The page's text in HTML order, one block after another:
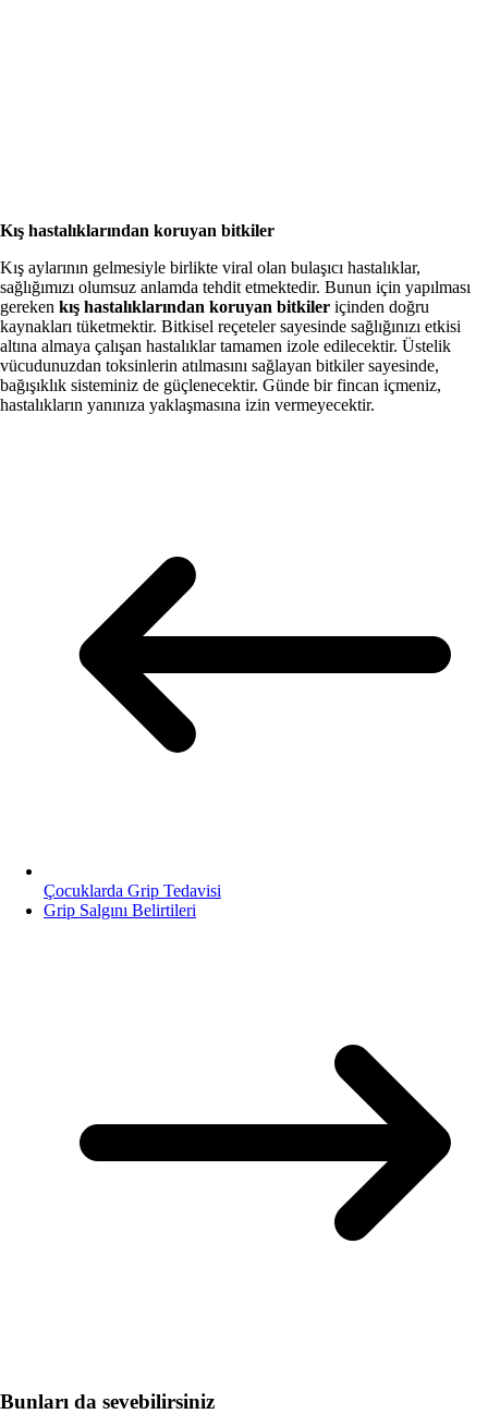
Kış hastalıklarından koruyan bitkiler
Kış aylarının gelmesiyle birlikte viral olan bulaşıcı hastalıklar,
sağlığımızı olumsuz anlamda tehdit etmektedir. Bunun için yapılması
gereken kış hastalıklarından koruyan bitkiler içinden doğru
kaynakları tüketmektir. Bitkisel reçeteler sayesinde sağlığınızı etkisi
altına almaya çalışan hastalıklar tamamen izole edilecektir. Üstelik
vücudunuzdan toksinlerin atılmasını sağlayan bitkiler sayesinde,
bağışıklık sisteminiz de güçlenecektir. Günde bir fincan içmeniz,
hastalıkların yanınıza yaklaşmasına izin vermeyecektir.
Çocuklarda Grip Tedavisi
Grip Salgını Belirtileri
Bunları da sevebilirsiniz